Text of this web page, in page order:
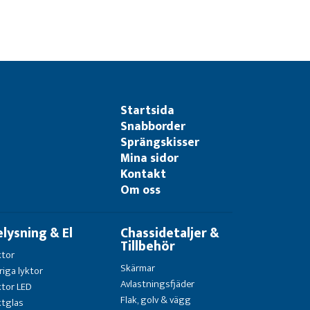
Startsida
Snabborder
Sprängskisser
Mina sidor
Kontakt
Om oss
& El
lyktor
LED
Chassidetaljer &
Tillbehör
Skärmar
Avlastningsfjäder
Flak, golv & vägg